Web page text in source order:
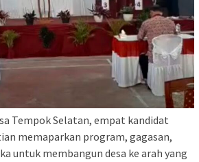
Tempok Selatan, empat kandidat
memaparkan program, gagasan,
untuk membangun desa ke arah yang